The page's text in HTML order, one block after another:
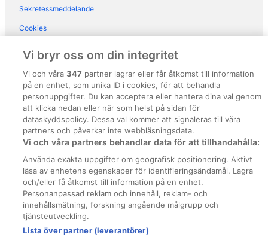
Vandrarhem i Portofino
Husbåtar i Portofino
Värdshus i Portofino
Villor i Portofino
B&B i Rapallo
Husbåtar i Rapallo
Husvagnscampingar i Recco
Kryssningsfartyg i Sestri Levante
Sekretessmeddelande
Cookies
Regler och villkor för Vrbo
Tillgänglighetsanpassning
Juridisk information/Kontakta oss
Riktlinjer för innehåll och anmäla innehåll
Hjälp
Kontakta oss
Avboka eller ändra din bokning
Boka ett flyg med flygbolagskredit
Vi bryr oss om din integritet
Vi och våra347 partner lagrar eller får åtkomst till information
på en enhet, som unika ID i cookies, för att behandla
personuppgifter. Du kan acceptera eller hantera dina val genom
att klicka nedan eller när som helst på sidan för
dataskyddspolicy. Dessa val kommer att signaleras till våra
partners och påverkar inte webbläsningsdata.
Vi och våra partners behandlar data för att tillhandahålla:
Använda exakta uppgifter om geografisk positionering. Aktivt
läsa av enhetens egenskaper för identifieringsändamål. Lagra
och/eller få åtkomst till information på en enhet.
Personanpassad reklam och innehåll, reklam- och
innehållsmätning, forskning angående målgrupp och
tjänsteutveckling.
Lista över partner (leverantörer)